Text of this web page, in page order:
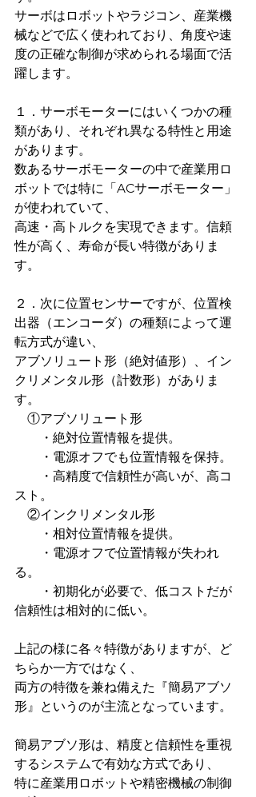
サーボはロボットやラジコン、産業機
械などで広く使われており、角度や速
度の正確な制御が求められる場面で活
躍します。
１．サーボモーターにはいくつかの種
類があり、それぞれ異なる特性と用途
があります。
数あるサーボモーターの中で産業用ロ
ボットでは特に「ACサーボモーター」
が使われていて、
高速・高トルクを実現できます。信頼
性が高く、寿命が長い特徴がありま
す。
２．次に位置センサーですが、位置検
出器（エンコーダ）の種類によって運
転方式が違い、
アブソリュート形（絶対値形）、イン
クリメンタル形（計数形）がありま
す。
①アブソリュート形
・絶対位置情報を提供。
・電源オフでも位置情報を保持。
・高精度で信頼性が高いが、高コ
スト。
②インクリメンタル形
・相対位置情報を提供。
・電源オフで位置情報が失われ
る。
・初期化が必要で、低コストだが
信頼性は相対的に低い。
上記の様に各々特徴がありますが、ど
ちらか一方ではなく、
両方の特徴を兼ね備えた『簡易アブソ
形』というのが主流となっています。
簡易アブソ形は、精度と信頼性を重視
するシステムで有効な方式であり、
特に産業用ロボットや精密機械の制御